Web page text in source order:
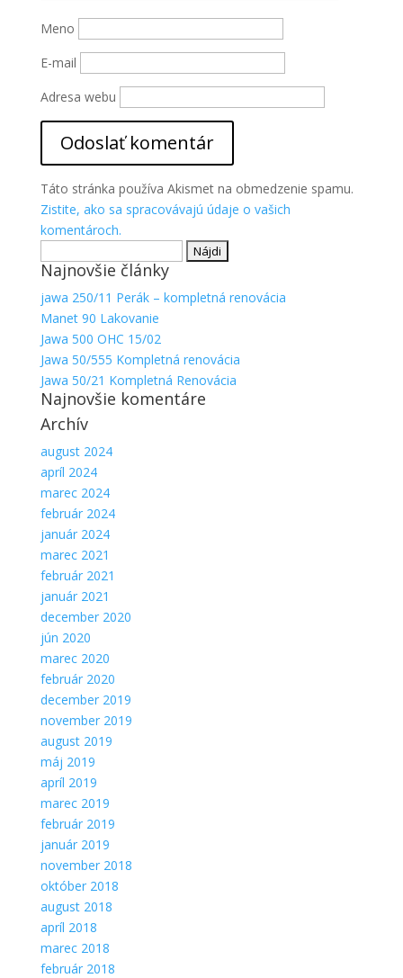
Meno
E-mail
Adresa webu
Táto stránka používa Akismet na obmedzenie spamu.
Zistite, ako sa spracovávajú údaje o vašich
komentároch.
Najnovšie články
jawa 250/11 Perák – kompletná renovácia
Manet 90 Lakovanie
Jawa 500 OHC 15/02
Jawa 50/555 Kompletná renovácia
Jawa 50/21 Kompletná Renovácia
Najnovšie komentáre
Archív
august 2024
apríl 2024
marec 2024
február 2024
január 2024
marec 2021
február 2021
január 2021
december 2020
jún 2020
marec 2020
február 2020
december 2019
november 2019
august 2019
máj 2019
apríl 2019
marec 2019
február 2019
január 2019
november 2018
október 2018
august 2018
apríl 2018
marec 2018
február 2018